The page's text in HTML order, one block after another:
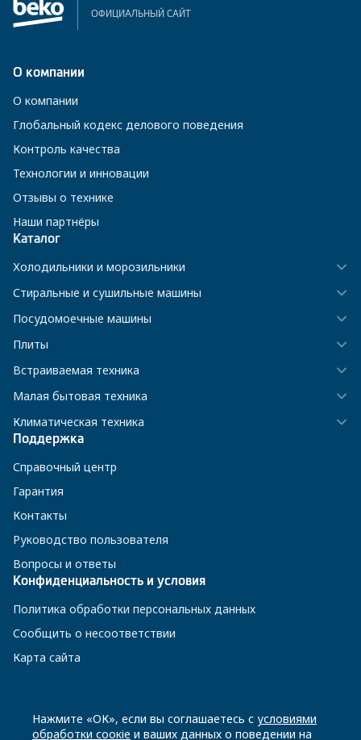
ОФИЦИАЛЬНЫЙ САЙТ
О компании
О компании
Глобальный кодекс делового поведения
Контроль качества
Технологии и инновации
Отзывы о технике
Наши партнёры
Каталог
Холодильники и морозильники
Стиральные и сушильные машины
Посудомоечные машины
Плиты
Встраиваемая техника
Малая бытовая техника
Климатическая техника
Поддержка
Справочный центр
Гарантия
Контакты
Руководство пользователя
Вопросы и ответы
Конфиденциальность и условия
Политика обработки персональных данных
Сообщить о несоответствии
Карта сайта
8 800 200-23-56
Нажмите «ОК», если вы соглашаетесь с условиями
обработки соокіе и ваших данных о поведении на